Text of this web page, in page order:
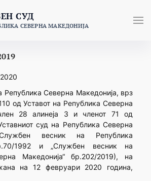
СУД
СЕВЕРНА МАКЕДОНИЈА
Република Северна Македонија, врз
од Уставот на Република Северна
28 алинеја 3 и членот 71 од
суд на Република Северна
весник на Република
1992 и „Службен весник на
Македонија“ бр.202/2019), на
на 12 февруари 2020 година,